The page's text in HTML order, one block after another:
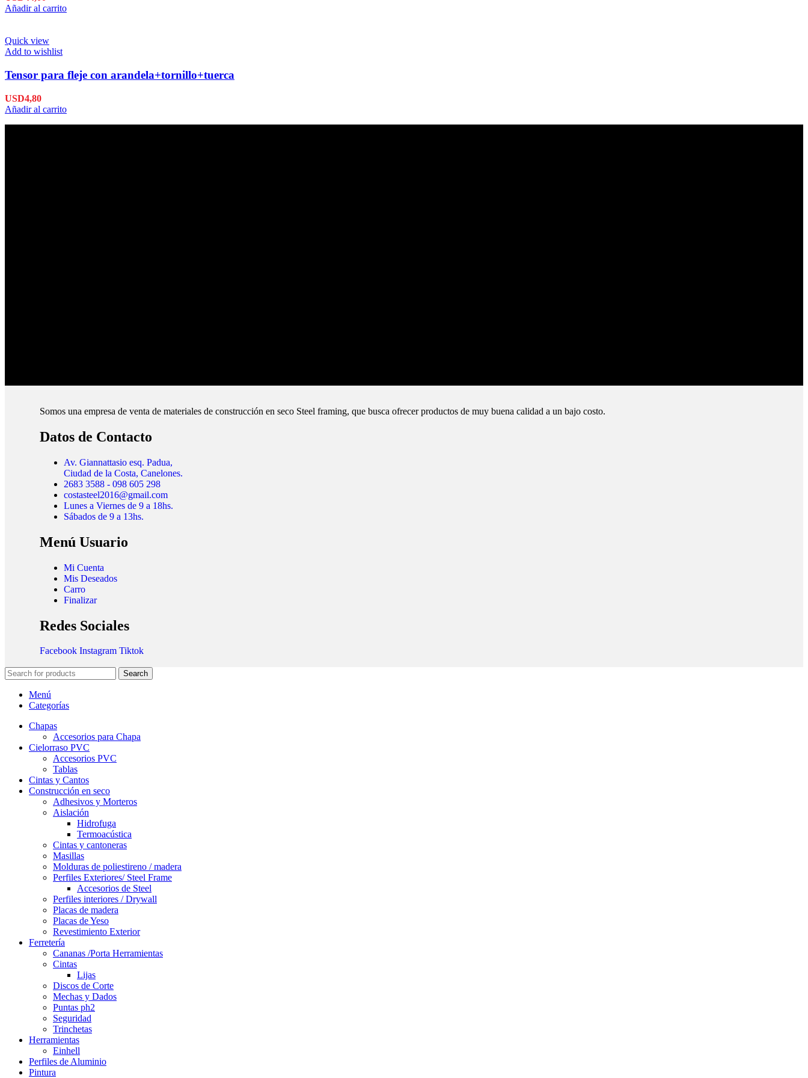
Añadir al carrito
Quick view
Add to wishlist
Tensor para fleje con arandela+tornillo+tuerca
USD4,80
Añadir al carrito
Somos una empresa de venta de materiales de construcción en seco Steel framing, que busca ofrecer productos de muy buena calidad a un bajo costo.
Datos de Contacto
Av. Giannattasio esq. Padua,
Ciudad de la Costa, Canelones.
2683 3588 - 098 605 298
costasteel2016@gmail.com
Lunes a Viernes de 9 a 18hs.
Sábados de 9 a 13hs.
Menú Usuario
Mi Cuenta
Mis Deseados
Carro
Finalizar
Redes Sociales
Facebook Instagram Tiktok
Search
Menú
Categorías
Chapas
Accesorios para Chapa
Cielorraso PVC
Accesorios PVC
Tablas
Cintas y Cantos
Construcción en seco
Adhesivos y Morteros
Aislación
Hidrofuga
Termoacústica
Cintas y cantoneras
Masillas
Molduras de poliestireno / madera
Perfiles Exteriores/ Steel Frame
Accesorios de Steel
Perfiles interiores / Drywall
Placas de madera
Placas de Yeso
Revestimiento Exterior
Ferretería
Cananas /Porta Herramientas
Cintas
Lijas
Discos de Corte
Mechas y Dados
Puntas ph2
Seguridad
Trinchetas
Herramientas
Einhell
Perfiles de Aluminio
Pintura